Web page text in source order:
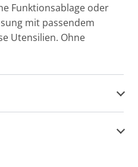
Funktionsablage oder
mit passendem
Utensilien. Ohne